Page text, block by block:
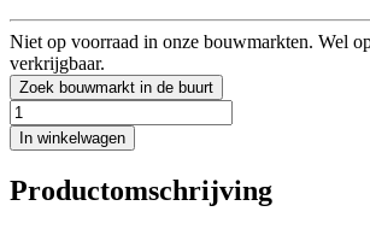
Niet op voorraad in onze bouwmarkten. Wel
verkrijgbaar.
Zoek bouwmarkt in de buurt
In winkelwagen
Productomschrijving